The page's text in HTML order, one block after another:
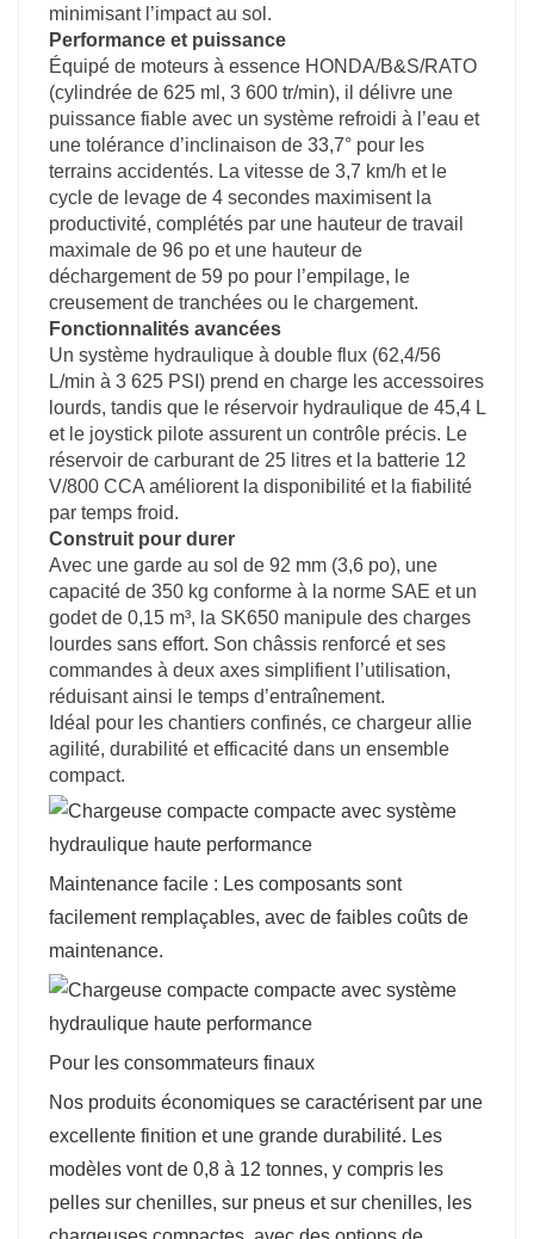
Une capacité de 350 kg et un godet de 0,15 m³
s’attaquent facilement à la manutention des
matériaux. Une vitesse de 3,7 km/h, un cycle de
levage de 4 secondes et des hauteurs
maximales de 96 po/59 po augmentent la
productivité lors de l’empilage ou du
chargement.
5. Robuste et convivial
La garde au sol de 92 mm (3,6 po) stabilise les
terrains accidentés, tandis que la batterie 12
V/800CCA assure la fiabilité par temps froid.
Les commandes à deux axes simplifient la
direction, le curling et le levage.
minimisant l’impact au sol.
Performance et puissance
Équipé de moteurs à essence HONDA/B&S/RATO
(cylindrée de 625 ml, 3 600 tr/min), il délivre une
puissance fiable avec un système refroidi à l’eau et
une tolérance d’inclinaison de 33,7° pour les
terrains accidentés. La vitesse de 3,7 km/h et le
cycle de levage de 4 secondes maximisent la
productivité, complétés par une hauteur de travail
maximale de 96 po et une hauteur de
déchargement de 59 po pour l’empilage, le
creusement de tranchées ou le chargement.
Fonctionnalités avancées
Un système hydraulique à double flux (62,4/56
L/min à 3 625 PSI) prend en charge les accessoires
lourds, tandis que le réservoir hydraulique de 45,4 L
et le joystick pilote assurent un contrôle précis. Le
réservoir de carburant de 25 litres et la batterie 12
V/800 CCA améliorent la disponibilité et la fiabilité
par temps froid.
Construit pour durer
Avec une garde au sol de 92 mm (3,6 po), une
capacité de 350 kg conforme à la norme SAE et un
godet de 0,15 m³, la SK650 manipule des charges
lourdes sans effort. Son châssis renforcé et ses
commandes à deux axes simplifient l’utilisation,
réduisant ainsi le temps d’entraînement.
Idéal pour les chantiers confinés, ce chargeur allie
agilité, durabilité et efficacité dans un ensemble
compact.
Maintenance facile : Les composants sont
facilement remplaçables, avec de faibles coûts de
maintenance.
Pour les consommateurs finaux
Nos produits économiques se caractérisent par une
excellente finition et une grande durabilité. Les
modèles vont de 0,8 à 12 tonnes, y compris les
pelles sur chenilles, sur pneus et sur chenilles, les